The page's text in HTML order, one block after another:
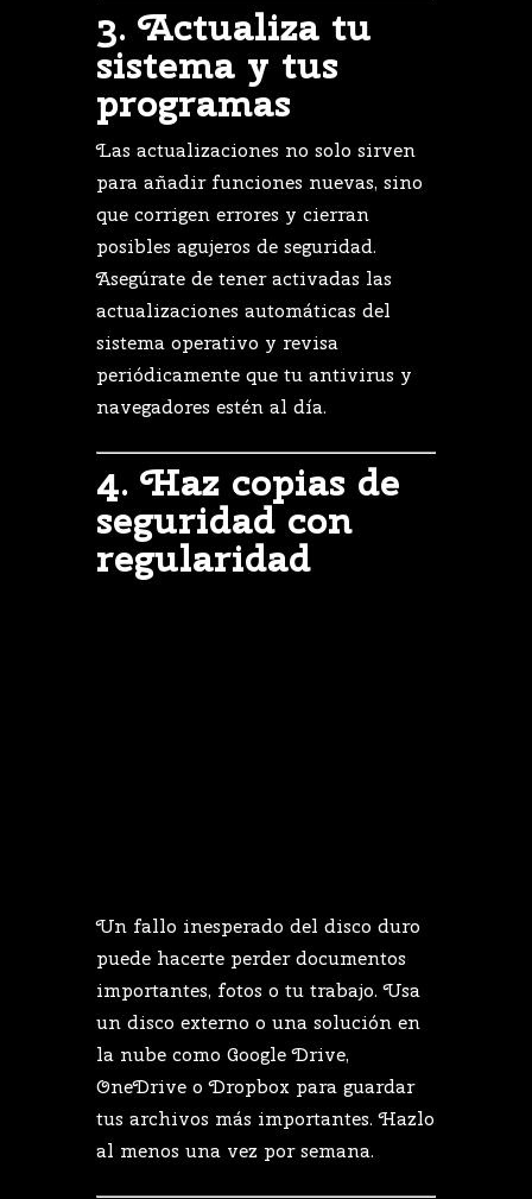
3.Actualiza tu
sistema y tus
programas
Las actualizaciones no solo sirven
para añadir funciones nuevas, sino
que corrigen errores y cierran
posibles agujeros de seguridad.
Asegúrate de teneractivadas las
actualizaciones automáticas del
sistema operativo y revisa
periódicamente que tu antivirus y
navegadores estén al día.
4.Haz copias de
seguridadcon
regularidad
Un fallo inesperado del disco duro
puede hacerte perderdocumentos
importantes, fotos o tu trabajo.Usa
un disco externo o una solución en
la nube como GoogleDrive,
OneDrive oDropbox para guardar
tus archivos más importantes.Hazlo
al menos una vez porsemana.